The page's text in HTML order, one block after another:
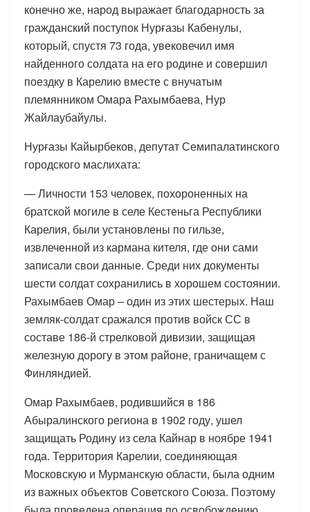
конечно же, народ выражает благодарность за
гражданский поступок Нурғазы Кабенулы,
который, спустя 73 года, увековечил имя
найденного солдата на его родине и совершил
поездку в Карелию вместе с внучатым
племянником Омара Рахымбаева, Нур
Жайлаубайулы.
Нурғазы Кайырбеков, депутат Семипалатинского
городского маслихата:
— Личности 153 человек, похороненных на
братской могиле в селе Кестеньга Республики
Карелия, были установлены по гильзе,
извлеченной из кармана кителя, где они сами
записали свои данные. Среди них документы
шести солдат сохранились в хорошем состоянии.
Рахымбаев Омар – один из этих шестерых. Наш
земляк-солдат сражался против войск СС в
составе 186-й стрелковой дивизии, защищая
железную дорогу в этом районе, граничащем с
Финляндией.
Омар Рахымбаев, родившийся в 186
Абыралинского региона в 1902 году, ушел
защищать Родину из села Кайнар в ноябре 1941
года. Территория Карелии, соединяющая
Московскую и Мурманскую области, была одним
из важных объектов Советского Союза. Поэтому